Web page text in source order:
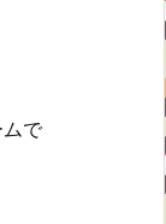
で